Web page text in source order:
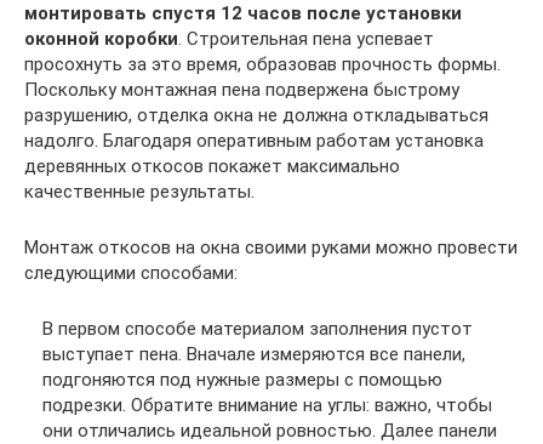
монтировать спустя 12 часов после установки
оконной коробки. Строительная пена успевает
просохнуть за это время, образовав прочность формы.
Поскольку монтажная пена подвержена быстрому
разрушению, отделка окна не должна откладываться
надолго. Благодаря оперативным работам установка
деревянных откосов покажет максимально
качественные результаты.
Монтаж откосов на окна своими руками можно провести
следующими способами:
В первом способе материалом заполнения пустот
выступает пена. Вначале измеряются все панели,
подгоняются под нужные размеры с помощью
подрезки. Обратите внимание на углы: важно, чтобы
они отличались идеальной ровностью. Далее панели